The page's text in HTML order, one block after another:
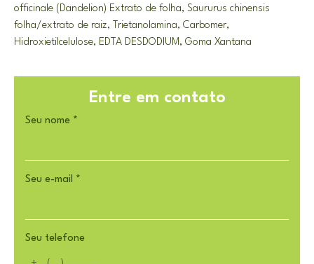
officinale (Dandelion) Extrato de folha, Saururus chinensis
folha/extrato de raiz, Trietanolamina, Carbomer,
Hidroxietilcelulose, EDTA DESDODIUM, Goma Xantana
Entre em contato
Seu nome *
Seu e-mail *
Seu telefone